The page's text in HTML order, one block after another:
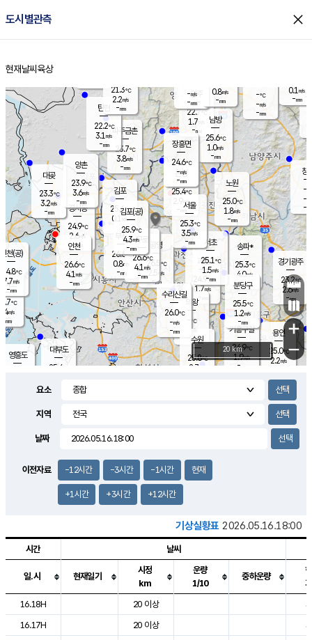
도시별관측 close
홈
현재날씨 육상
의도
℃
m/s
mm
영흥도
양주
22.7℃
1.7
-mm
과천
24.9℃
1.7m/s
- mm
용인
25.0℃
2.2m/s
경기광주
23.2℃
2.6m/s
-mm
2.8m/s
대부도
25.4
경서동
24.9℃
2.6 m/s
-mm
파주금촌
23.7℃
3.8m/s
-mm
-℃
-m/s
-mm
대곶
23.3℃
3.2m/s
-mm
창
-
-m/
-
탄현
22.2℃
3.1 m/s
-mm
0.1 m/s
-mm
의왕
- ℃
m/s
mm
김포
25.4℃
0.1 m/s
mm
광명
26.5 ℃
2.5 m/s
-mm
부천
26.6℃
0.8m/s
-mm
양촌
23.9℃
3.6m/s
-mm
구로
26.6℃
4.1 m/s
-mm
은평
25.4℃
2.9 m/s
- mm
노원
25.0℃
1.8m/s
-mm
송파*
25.3℃
4.0m/s
-mm
서초
25.1℃
1.5m/s
-mm
남방
25.6℃
1.0m/s
-mm
기흥구갈
24.9℃
1.9m/s
-
수리산길
26.0℃
-m/s
-mm
분당구
25.5℃
1.2m/s
-mm
장흥면
24.6℃
-m/s
-mm
-m/s
-mm
인천(공)
24.8℃
7.7m/s
-mm
김포(공)
25.9℃
4.3m/s
-mm
수원
25.8℃
2.7 m/s
인천
26.6℃
4.1 m/s
-mm
서울
25.3℃
3.5m/s
-mm
21.3℃
2.2m/s
-mm
0.8m/s
-mm
+
−
20 km
요소
지역
날짜
이전자료 -12시간 -3시간 -1시간 현재
+1시간 +3시간 +12시간
기상실황표 2026.05.16.18:00
도시별 기상실황표로 지점, 날씨, 기온, 강수, 바람, 기압등을 안내한 표입
시간 날씨
일.시 현재일기
시정
km
운량
1/10
중하운량
16.18H
20 이상
16.17H
20 이상